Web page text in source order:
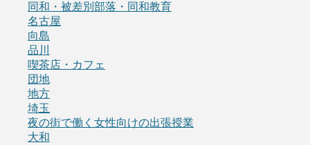
同和・被差別部落・同和教育
名古屋
向島
品川
喫茶店・カフェ
団地
地方
埼玉
夜の街で働く女性向けの出張授業
大和